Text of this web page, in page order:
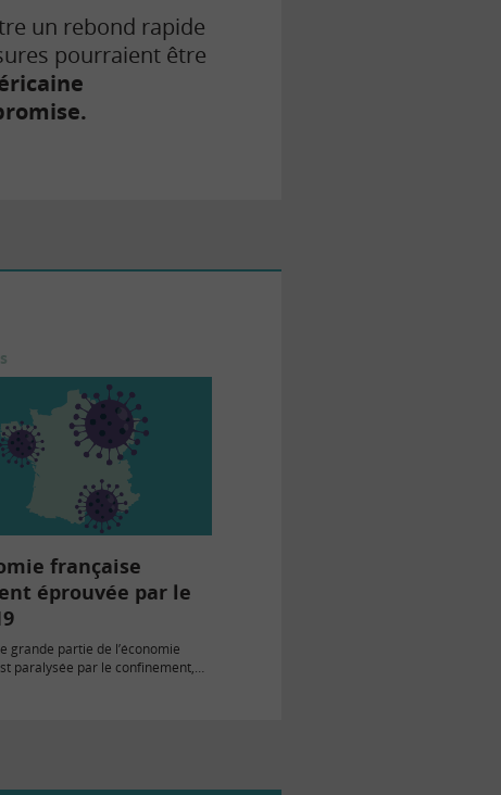
un rebond rapide
pourraient être
française
éprouvée par le
grande partie de l’économie
paralysée par le confinement,